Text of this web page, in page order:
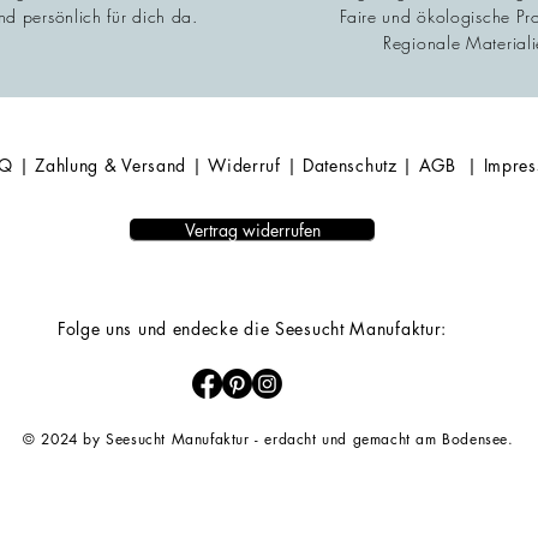
persönlich für dich da.
Faire und ökologische
Regionale
| Zahlung & Versand | Widerruf | Datenschutz | AGB |
Vertrag widerrufen
Folge uns und endecke die Seesucht Manufaktur:
© 2024 by Seesucht Manufaktur - erdacht und gemacht am Bodensee.